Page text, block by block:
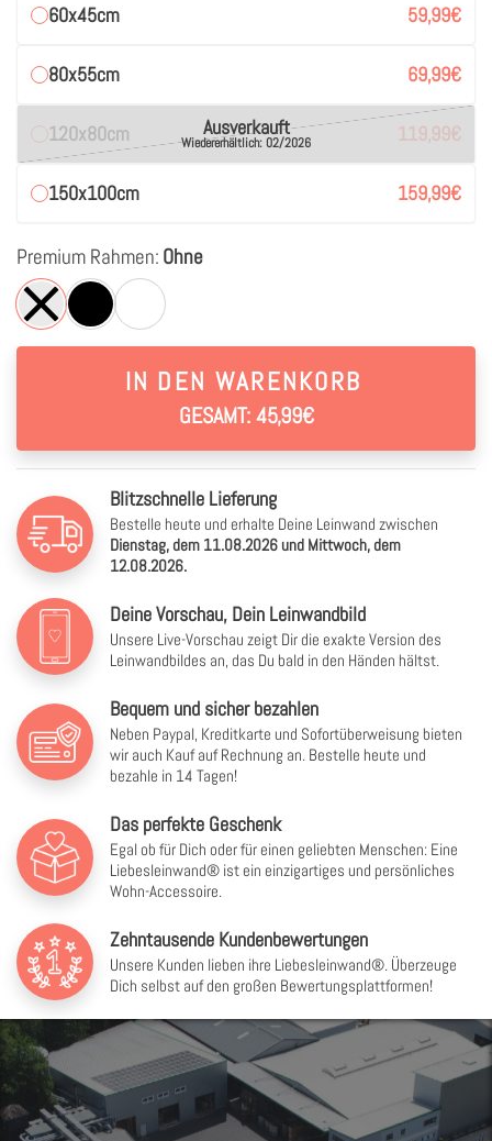
60x45cm 59,99€
80x55cm 69,99€
120x80cm Ausverkauft
Wiedererhältlich: 02/2026 119,99€
150x100cm 159,99€
Premium Rahmen: Ohne
IN DEN WARENKORB
GESAMT: 45,99€
Blitzschnelle Lieferung
Bestelle heute und erhalte Deine Leinwand zwischen
Dienstag, dem 11.08.2026 und Mittwoch, dem
12.08.2026.
Deine Vorschau, Dein Leinwandbild
Unsere Live-Vorschau zeigt Dir die exakte Version des
Leinwandbildes an, das Du bald in den Händen hältst.
Bequem und sicher bezahlen
Neben Paypal, Kreditkarte und Sofortüberweisung bieten
wir auch Kauf auf Rechnung an. Bestelle heute und
bezahle in 14 Tagen!
Das perfekte Geschenk
Egal ob für Dich oder für einen geliebten Menschen: Eine
Liebesleinwand® ist ein einzigartiges und persönliches
Wohn-Accessoire.
Zehntausende Kundenbewertungen
Unsere Kunden lieben ihre Liebesleinwand®. Überzeuge
Dich selbst auf den großen Bewertungsplattformen!